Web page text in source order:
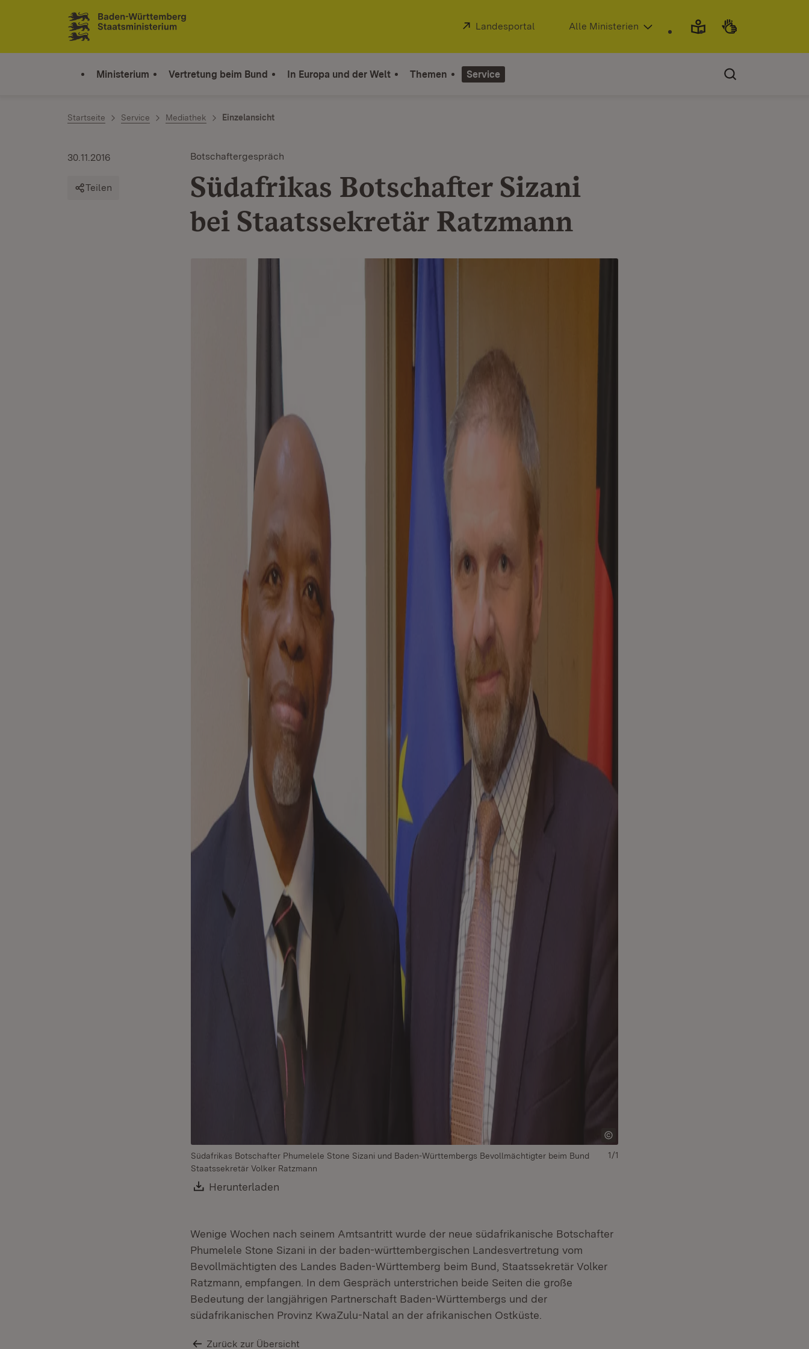
Zum Inhalt springen
Link zur Startseite
Extern:
Landesportal (Öffnet in neuem Fenster)
Alle Ministerien
Ministerium Vertretung beim Bund In Europa und der Welt Themen Service
Startseite Service Mediathek Einzelansicht
Botschaftergespräch
Südafrikas Botschafter Sizani
bei Staatssekretär Ratzmann
30.11.2016
Teilen
Südafrikas Botschafter Phumelele Stone Sizani und Baden-Württembergs Bevollmächtigter beim Bund
Staatssekretär Volker Ratzmann
Download:
Herunterladen
1/1
Wenige Wochen nach seinem Amtsantritt wurde der neue südafrikanische Botschafter
Phumelele Stone Sizani in der baden-württembergischen Landesvertretung vom
Bevollmächtigten des Landes Baden-Württemberg beim Bund, Staatssekretär Volker
Ratzmann, empfangen. In dem Gespräch unterstrichen beide Seiten die große
Bedeutung der langjährigen Partnerschaft Baden-Württembergs und der
südafrikanischen Provinz KwaZulu-Natal an der afrikanischen Ostküste.
Zurück zur Übersicht